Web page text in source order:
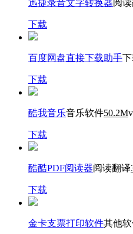
迅捷录音文字转换器 阅
下载
百度网盘直接下载助手
下载
酷我音乐音乐软件50.2M
下载
酷酷PDF阅读器阅读翻译
下载
金卡支票打印软件其他